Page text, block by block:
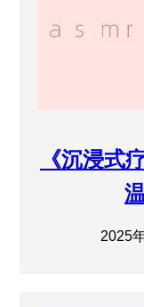
《沉浸式
2025